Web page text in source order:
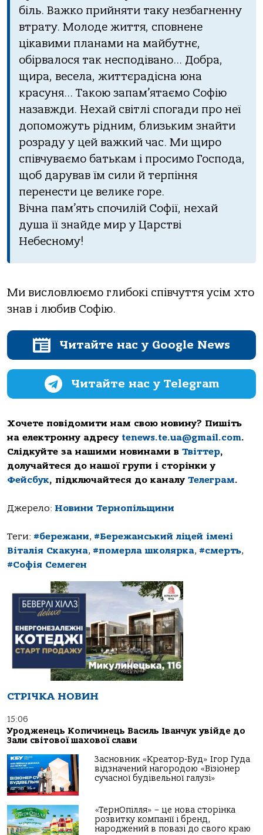
біль. Важко прийняти таку незбагненну
втрату. Молоде життя, сповнене
цікавими планами на майбутнє,
обірвалося так несподівано… Добра,
щира, весела, життєрадісна юна
красуня… Такою запам’ятаємо Софію
назавжди. Нехай світлі спогади про неї
допоможуть рідним, близьким знайти
розраду у цей важкий час. Ми щиро
співчуваємо батькам і просимо Господа,
щоб дарував їм сили й терпіння
перенести це велике горе.
Вічна пам’ять спочилій Софії, нехай
душа її знайде мир у Царстві
Небесному!
Ми висловлюємо глибокі співчуття усім хто
знав і любив Софію.
Читайте нас у Google News
Читайте нас у Telegram
Хочете повідомити нам свою новину? Пишіть
на електронну адресу tenews.te.ua@gmail.com.
Слідкуйте за нашими новинами в Твіттер,
долучайтеся до нашої групи і сторінки у
Фейсбук, підключайтеся до каналу Телеграм.
Джерело: Новини Тернопільщини
Теги: #бережани, #Бережанський ліцей імені
Віталія Скакуна, #померла школярка, #смерть,
#Софія Семеген
СТРІЧКА НОВИН
15:06
Уродженець Копичинець Василь Іванчук увійде до
Зали світової шахової слави
Засновник «Креатор-Буд» Ігор Гуда
відзначений нагородою «Візіонер
сучасної будівельної галузі»
«ТернОпілля» – це нова сторінка
розвитку компанії і бренд,
народжений в повазі до свого краю